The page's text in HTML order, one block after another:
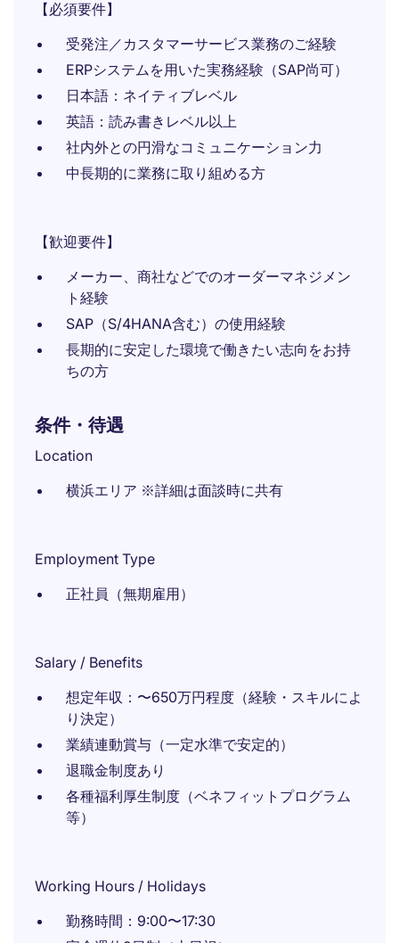
【必須要件】
受発注／カスタマーサービス業務のご経験
ERPシステムを用いた実務経験（SAP尚可）
日本語：ネイティブレベル
英語：読み書きレベル以上
社内外との円滑なコミュニケーション力
中長期的に業務に取り組める方
【歓迎要件】
メーカー、商社などでのオーダーマネジメン
ト経験
SAP（S/4HANA含む）の使用経験
長期的に安定した環境で働きたい志向をお持
ちの方
条件・待遇
Location
横浜エリア ※詳細は面談時に共有
Employment Type
正社員（無期雇用）
Salary / Benefits
想定年収：〜650万円程度（経験・スキルによ
り決定）
業績連動賞与（一定水準で安定的）
退職金制度あり
各種福利厚生制度（ベネフィットプログラム
等）
Working Hours / Holidays
勤務時間：9:00〜17:30